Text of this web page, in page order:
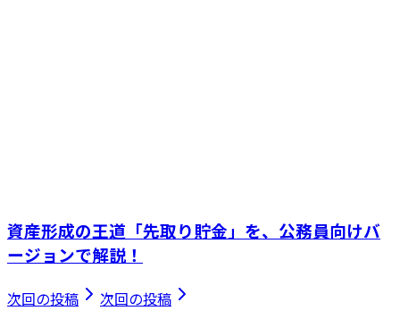
資産形成の王道「先取り貯金」を、公務員向けバ
ージョンで解説！
次回の投稿 次回の投稿